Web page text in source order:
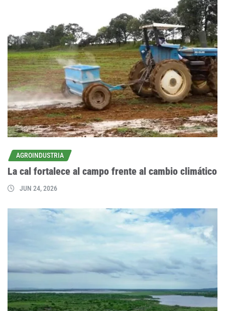
AGROINDUSTRIA
La cal fortalece al campo frente al cambio climático
JUN 24, 2026